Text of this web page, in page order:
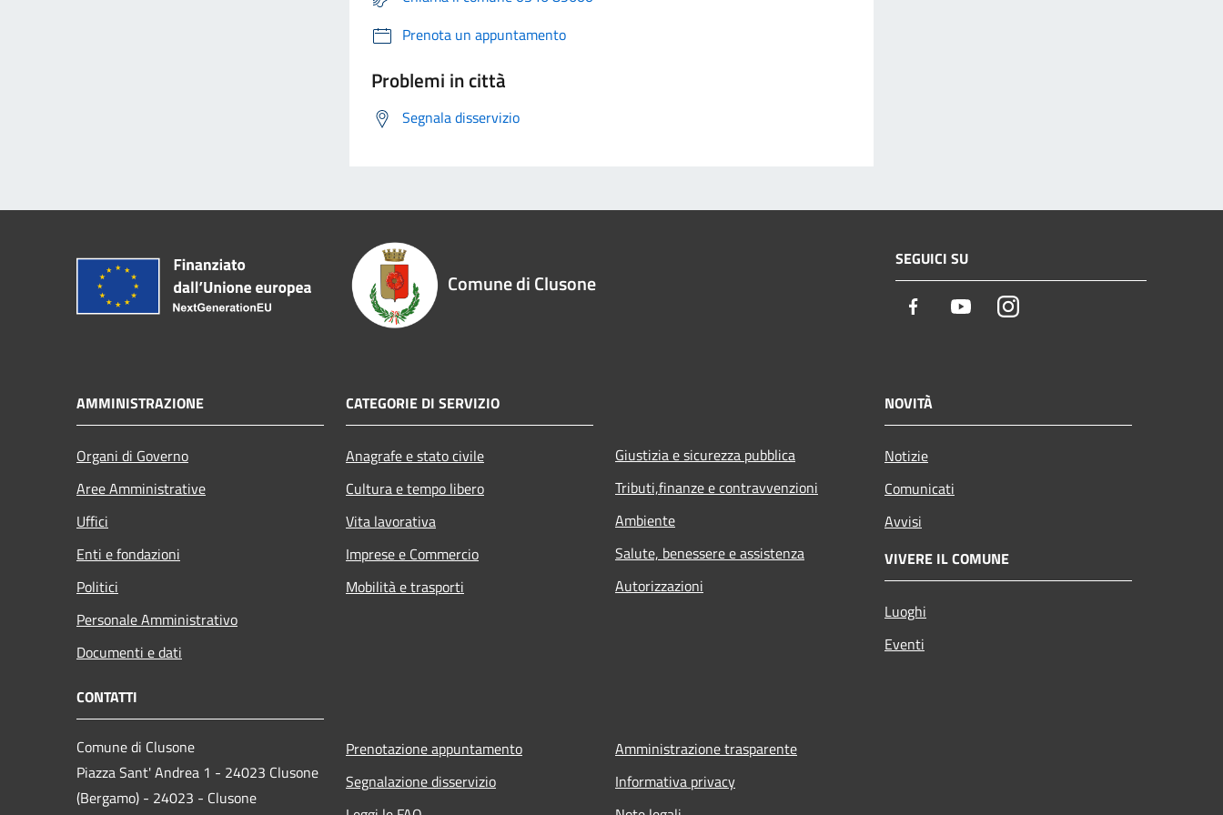
Prenota un appuntamento
Problemi in città
Segnala disservizio
Comune di Clusone
SEGUICI SU
Facebook YoutubeInstagram
AMMINISTRAZIONE
Organi di Governo
Aree Amministrative
Uffici
Enti e fondazioni
Politici
Personale Amministrativo
Documenti e dati
CATEGORIE DI SERVIZIO
Anagrafe e stato civile
Cultura e tempo libero
Vita lavorativa
Imprese e Commercio
Mobilità e trasporti
Giustizia e sicurezza pubblica
Tributi,finanze e contravvenzioni
Ambiente
Salute, benessere e assistenza
Autorizzazioni
NOVITÀ
Notizie
Comunicati
Avvisi
VIVERE IL COMUNE
Luoghi
Eventi
CONTATTI
Comune di Clusone
Piazza Sant' Andrea 1 - 24023 Clusone
(Bergamo) - 24023 - Clusone
Prenotazione appuntamento
Segnalazione disservizio
Amministrazione trasparente
Informativa privacy